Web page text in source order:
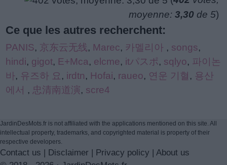
moyenne: 3,30 de 5)
Ce que les autres recherchent:
PANIS, 京东云无线, Marec, 카멜리아 , songs,
hindi, gigot, E+Mca, elcme, itパスポ, sqlyo, 파이논
바, 유즈하 요 , irdtn, Hofai, raueo, 연운 기혈 , 용산
에서 , 忠清南道演, scre4
JardinDesMots.fr is not affiliated with the applications mentioned on this site. All
intellectual property, trademarks, and copyrighted material is property of their
respective developers.
Contact us | Disclaimer | Privacy policy | About us